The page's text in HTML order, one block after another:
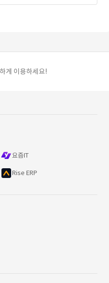
게 이용하세요!
요즘IT
Rise ERP